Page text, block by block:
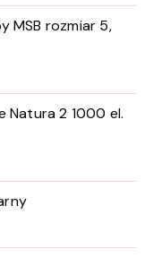
MSB rozmiar 5,
Natura 2 1000 el.